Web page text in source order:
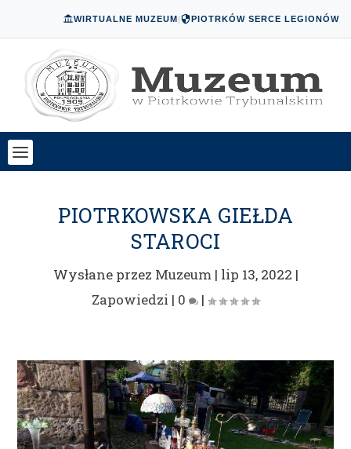
WIRTUALNE MUZEUM| PIOTRKÓW SERCE LEGIONÓW
PIOTRKOWSKA GIEŁDA
STAROCI
Wysłane przez Muzeum| lip 13, 2022 |
Zapowiedzi | 0 |